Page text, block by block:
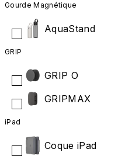
Gourde Magnétique
AquaStand
GRIP
GRIP O
GRIPMAX
iPad
Coque iPad